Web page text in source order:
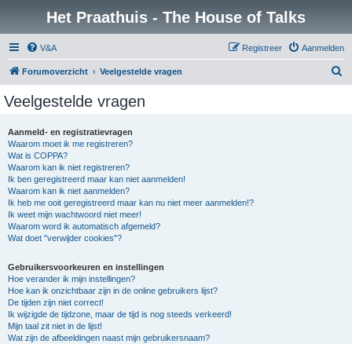
Het Praathuis - The House of Talks
V&A Aanmelden
Registreer
Forumoverzicht Veelgestelde vragen
Veelgestelde vragen
Aanmeld- en registratievragen
Waarom moet ik me registreren?
Wat is COPPA?
Waarom kan ik niet registreren?
Ik ben geregistreerd maar kan niet aanmelden!
Waarom kan ik niet aanmelden?
Ik heb me ooit geregistreerd maar kan nu niet meer aanmelden!?
Ik weet mijn wachtwoord niet meer!
Waarom word ik automatisch afgemeld?
Wat doet "verwijder cookies"?
Gebruikersvoorkeuren en instellingen
Hoe verander ik mijn instellingen?
Hoe kan ik onzichtbaar zijn in de online gebruikers lijst?
De tijden zijn niet correct!
Ik wijzigde de tijdzone, maar de tijd is nog steeds verkeerd!
Mijn taal zit niet in de lijst!
Wat zijn de afbeeldingen naast mijn gebruikersnaam?